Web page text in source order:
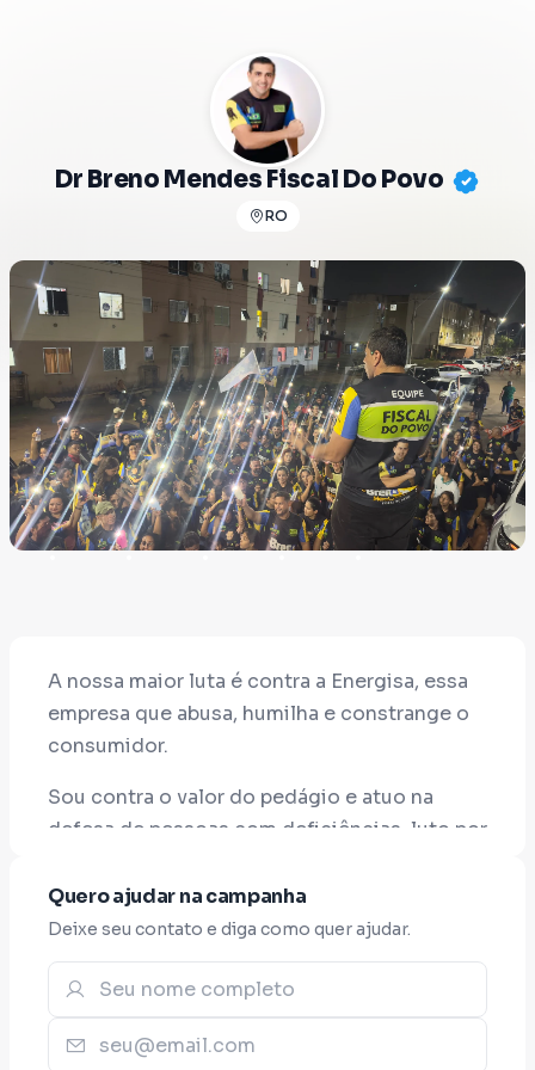
Dr Breno Mendes Fiscal Do Povo
RO
A nossa maior luta é contra a Energisa, essa
empresa que abusa, humilha e constrange o
consumidor.
Sou contra o valor do pedágio e atuo na
defesa de pessoas com deficiências, luto por
hemodiálise.
Defendo as categorias dos farmacêuticos,
fonoaudiólogos, taxistas, vigilantes,
profissionais da educação e saúde.
Quero ajudar na campanha
Deixe seu contato e diga como quer ajudar.